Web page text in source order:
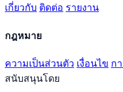
เกี่ยวกับ ติดต่อ รายงาน
กฎหมาย
ความเป็นส่วนตัว เงื่อนไข ก
สนับสนุนโดย